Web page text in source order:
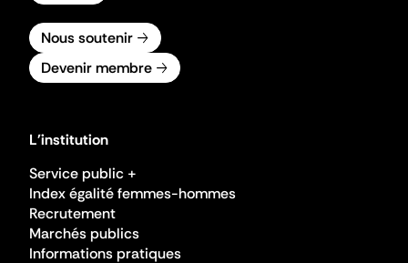
Nous soutenir
Devenir membre
L'institution
Service public +
Index égalité femmes-hommes
Recrutement
Marchés publics
Informations pratiques